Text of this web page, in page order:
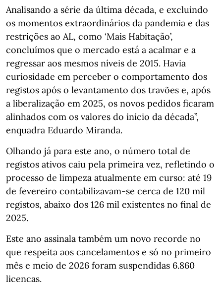
Analisando a série da última década, e excluindo
os momentos extraordinários da pandemia e das
restrições ao AL, como ‘Mais Habitação’,
concluímos que o mercado está a acalmar e a
regressar aos mesmos níveis de 2015. Havia
curiosidade em perceber o comportamento dos
registos após o levantamento dos travões e, após
a liberalização em 2025, os novos pedidos ficaram
alinhados com os valores do início da década”,
enquadra Eduardo Miranda.
Olhando já para este ano, o número total de
registos ativos caiu pela primeira vez, refletindo o
processo de limpeza atualmente em curso: até 19
de fevereiro contabilizavam-se cerca de 120 mil
registos, abaixo dos 126 mil existentes no final de
2025.
Este ano assinala também um novo recorde no
que respeita aos cancelamentos e só no primeiro
mês e meio de 2026 foram suspendidas 6.860
licenças.